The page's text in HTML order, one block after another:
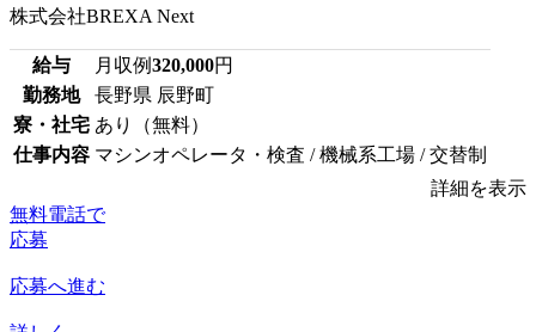
株式会社BREXA Next
給与 月収例320,000円
勤務地
長野県 辰野町
寮・社宅 あり（無料）
仕事内容 マシンオペレータ・検査 / 機械系工場 / 交替制
詳細を表示
無料電話で
応募
応募へ進む